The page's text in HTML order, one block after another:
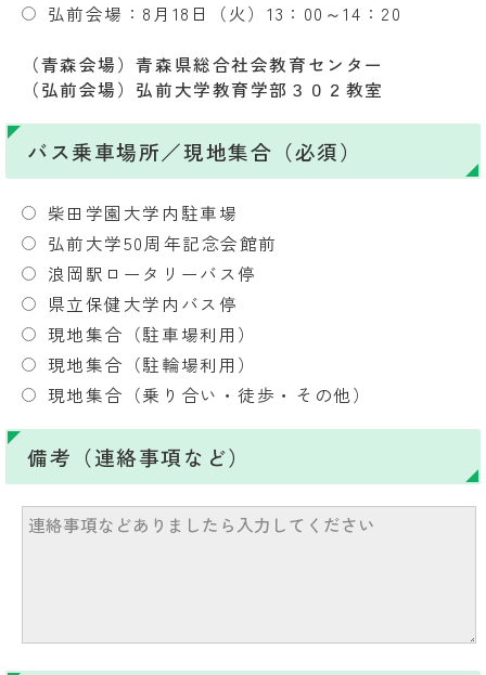
弘前会場：8月18日（火）13：00～14：20
（青森会場）青森県総合社会教育センター
（弘前会場）弘前大学教育学部３０２教室
バス乗車場所／現地集合（必須）
柴田学園大学内駐車場
弘前大学50周年記念会館前
浪岡駅ロータリーバス停
県立保健大学内バス停
現地集合（駐車場利用）
現地集合（駐輪場利用）
現地集合（乗り合い・徒歩・その他）
備考（連絡事項など）